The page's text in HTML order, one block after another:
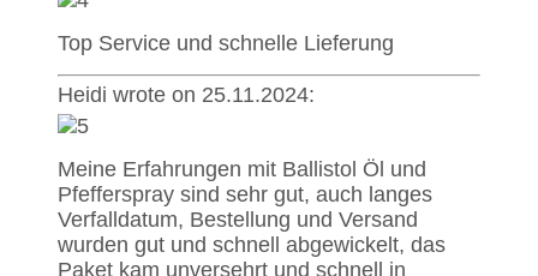
Top Service und schnelle Lieferung
Heidi wrote on 25.11.2024:
Meine Erfahrungen mit Ballistol Öl und
Pfefferspray sind sehr gut, auch langes
Verfalldatum, Bestellung und Versand
wurden gut und schnell abgewickelt, das
Paket kam unversehrt und schnell in